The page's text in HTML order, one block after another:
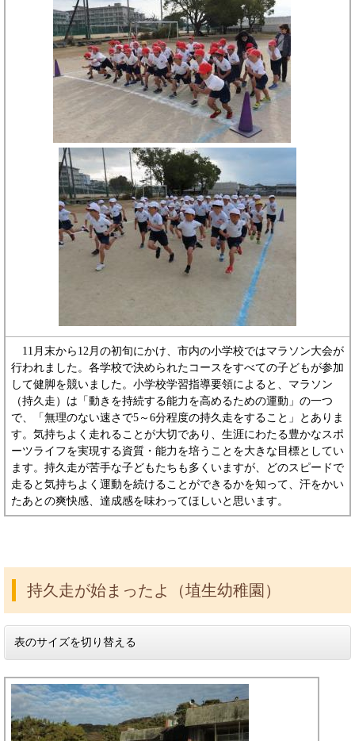
11月末から12月の初旬にかけ、市内の小学校ではマラソン大会が
行われました。各学校で決められたコースをすべての子どもが参加
して健脚を競いました。小学校学習指導要領によると、マラソン
（持久走）は「動きを持続する能力を高めるための運動」の一つ
で、「無理のない速さで5～6分程度の持久走をすること」とありま
す。気持ちよく走れることが大切であり、生涯にわたる豊かなスポ
ーツライフを実現する資質・能力を培うことを大きな目標としてい
ます。持久走が苦手な子どもたちも多くいますが、どのスピードで
走ると気持ちよく運動を続けることができるかを知って、汗をかい
たあとの爽快感、達成感を味わってほしいと思います。
持久走が始まったよ（埴生幼稚園）
表のサイズを切り替える